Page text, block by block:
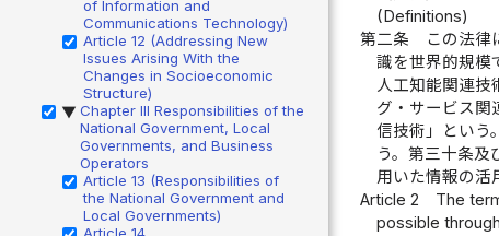
of Information and
Communications Technology)
Article 12 (Addressing New
Issues Arising With the
Changes in Socioeconomic
Structure)
▶ Chapter III Responsibilities of the
National Government, Local
Governments, and Business
Operators
Article 13 (Responsibilities of
the National Government and
Local Governments)
(Definitions)
第二条
この法律
識を世界的規模
人工知能関連技
グ・サービス関
信技術」という
う。第三十条
用いた情報の活
Article 2
The
possible